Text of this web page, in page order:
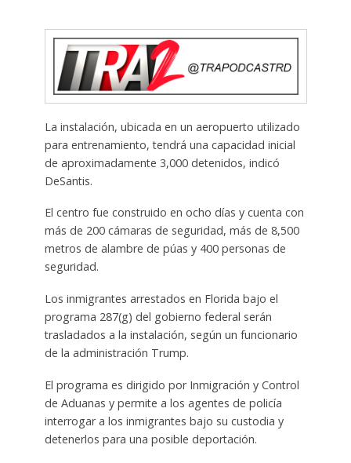
La instalación, ubicada en un aeropuerto utilizado
para entrenamiento, tendrá una capacidad inicial
de aproximadamente 3,000 detenidos, indicó
DeSantis.
El centro fue construido en ocho días y cuenta con
más de 200 cámaras de seguridad, más de 8,500
metros de alambre de púas y 400 personas de
seguridad.
Los inmigrantes arrestados en Florida bajo el
programa 287(g) del gobierno federal serán
trasladados a la instalación, según un funcionario
de la administración Trump.
El programa es dirigido por Inmigración y Control
de Aduanas y permite a los agentes de policía
interrogar a los inmigrantes bajo su custodia y
detenerlos para una posible deportación.